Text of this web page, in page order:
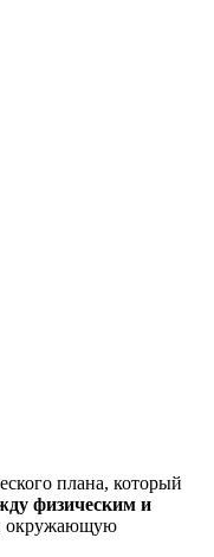
плана, который
физическим и
и окружающую